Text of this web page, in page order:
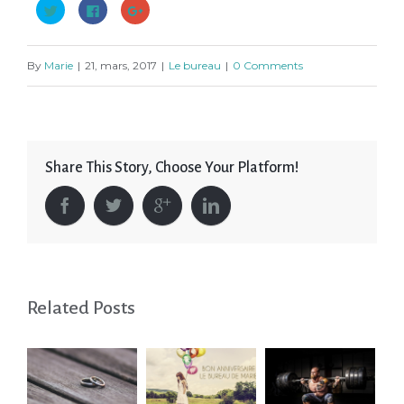
Cliquez
pour
partager
Twitter(ouvre
dans
une
nouvelle
Cliquez
pour
partager
Facebook(ouvre
dans
une
nouvelle
Cliquez
pour
Google+
(ouvre
dans
une
By Marie | 21, mars, 2017 | Le bureau | 0 Comments
Share This Story, Choose Your Platform!
Related Posts